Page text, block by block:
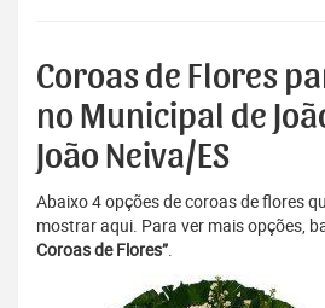
Coroas de Flores
no Municipal de
João Neiva/ES
Abaixo 4 opções de coroas de flores
mostrar aqui. Para ver mais opções,
Coroas de Flores”.